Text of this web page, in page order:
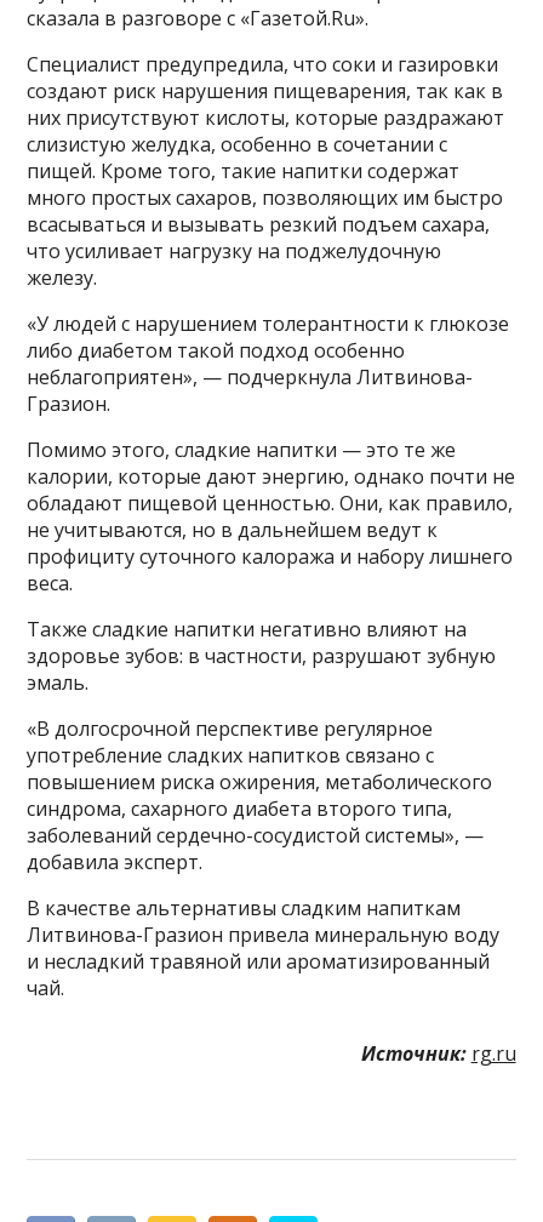
сказала в разговоре с «Газетой.Ru».
Специалист предупредила, что соки и газировки
создают риск нарушения пищеварения, так как в
них присутствуют кислоты, которые раздражают
слизистую желудка, особенно в сочетании с
пищей. Кроме того, такие напитки содержат
много простых сахаров, позволяющих им быстро
всасываться и вызывать резкий подъем сахара,
что усиливает нагрузку на поджелудочную
железу.
«У людей с нарушением толерантности к глюкозе
либо диабетом такой подход особенно
неблагоприятен», — подчеркнула Литвинова-
Гразион.
Помимо этого, сладкие напитки — это те же
калории, которые дают энергию, однако почти не
обладают пищевой ценностью. Они, как правило,
не учитываются, но в дальнейшем ведут к
профициту суточного калоража и набору лишнего
веса.
Также сладкие напитки негативно влияют на
здоровье зубов: в частности, разрушают зубную
эмаль.
«В долгосрочной перспективе регулярное
употребление сладких напитков связано с
повышением риска ожирения, метаболического
синдрома, сахарного диабета второго типа,
заболеваний сердечно-сосудистой системы», —
добавила эксперт.
В качестве альтернативы сладким напиткам
Литвинова-Гразион привела минеральную воду
и несладкий травяной или ароматизированный
чай.
Источник: rg.ru